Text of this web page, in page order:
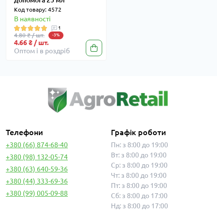
Код товару: 4572
В наявності
1
4.80 ₴ / шт. -3%
4.66 ₴ / шт.
Оптом і в роздріб
Телефони
+380 (66) 874-68-40
+380 (98) 132-05-74
+380 (63) 640-59-36
+380 (44) 333-69-36
+380 (99) 005-09-88
Графік роботи
Пн: з 8:00 до 19:00
Вт: з 8:00 до 19:00
Ср: з 8:00 до 19:00
Чт: з 8:00 до 19:00
Пт: з 8:00 до 19:00
Сб: з 8:00 до 17:00
Нд: з 8:00 до 17:00